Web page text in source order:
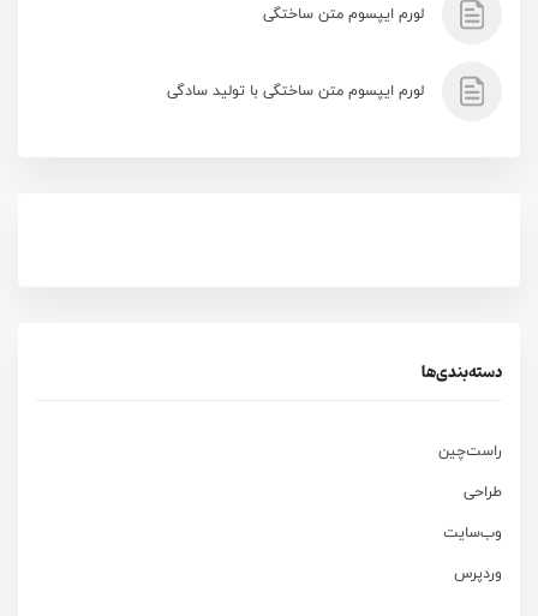
لورم ایپسوم متن ساختگی
لورم ایپسوم متن ساختگی با تولید سادگی
دسته‌بندی‌ها
راست‌چین
طراحی
وب‌سایت
وردپرس